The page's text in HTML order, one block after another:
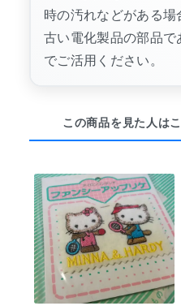
時の汚れなどがある場
古い電化製品の部品で
でご活用ください。
この商品を見た人は